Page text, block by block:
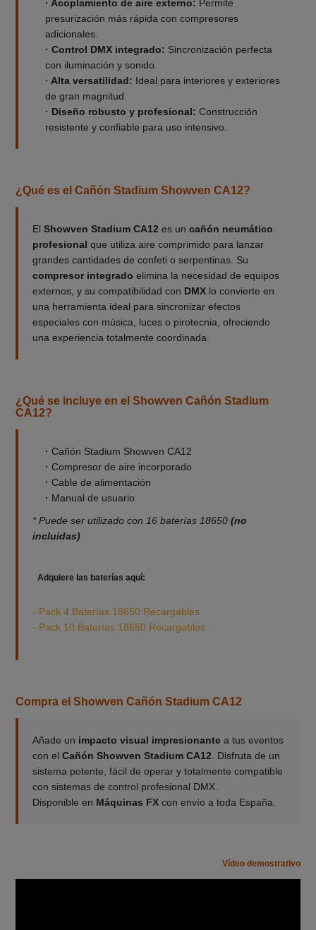
· Acoplamiento de aire externo: Permite
presurización más rápida con compresores
adicionales.
· Control DMX integrado: Sincronización perfecta
con iluminación y sonido.
· Alta versatilidad: Ideal para interiores y exteriores
de gran magnitud.
· Diseño robusto y profesional: Construcción
resistente y confiable para uso intensivo.
¿Qué es el Cañón Stadium Showven CA12?
El Showven Stadium CA12 es un cañón neumático
profesional que utiliza aire comprimido para lanzar
grandes cantidades de confeti o serpentinas. Su
compresor integrado elimina la necesidad de equipos
externos, y su compatibilidad con DMXlo convierte en
una herramienta ideal para sincronizar efectos
especiales con música, luces o pirotecnia, ofreciendo
una experiencia totalmente coordinada.
¿Qué se incluye en el Showven Cañón Stadium
CA12?
· Cañón Stadium Showven CA12
· Compresor de aire incorporado
· Cable de alimentación
· Manual de usuario
* Puede ser utilizado con 16 baterías 18650 (no
incluidas)
Adquiere las baterías aquí:
- Pack 4 Baterías 18650 Recargables
- Pack 10 Baterías 18650 Recargables
Compra el Showven Cañón Stadium CA12
Añade un impacto visual impresionantea tus eventos
con el Cañón Showven Stadium CA12 . Disfruta de un
sistema potente, fácil de operar y totalmente compatible
con sistemas de control profesional DMX.
Disponible en Máquinas FXcon envío a toda España.
Vídeo demostrativo